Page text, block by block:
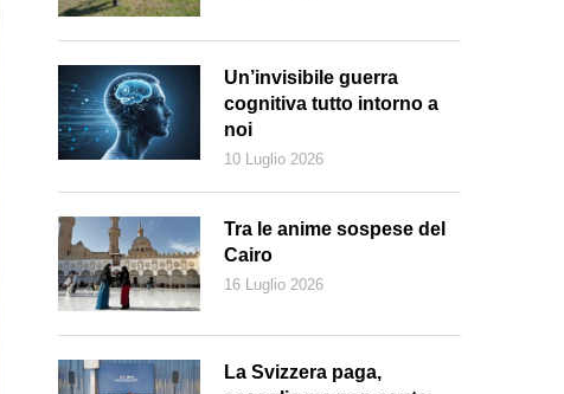
Un’invisibile guerra
cognitiva tutto intorno a
noi
10 Luglio 2026
Tra le anime sospese del
Cairo
16 Luglio 2026
La Svizzera paga,